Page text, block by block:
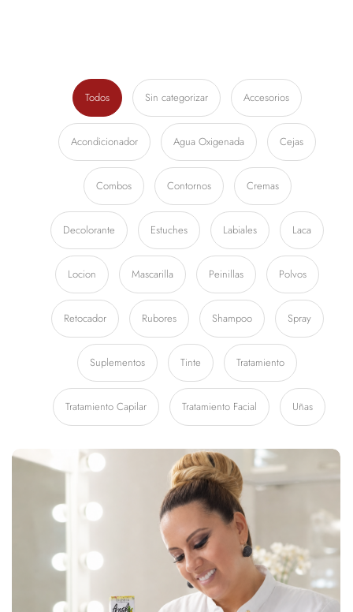
Acondicionador Agua Oxigenada Cejas
Combos Contornos Cremas
Decolorante Estuches Labiales
Locion Mascarilla Peinillas Polvos
Retocador Rubores Shampoo Spray
Suplementos Tratamiento
Tratamiento Capilar Tratamiento Facial